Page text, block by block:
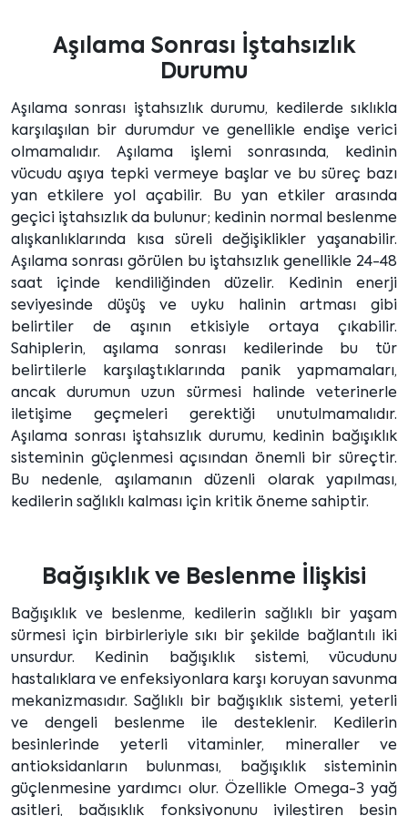
Aşılama Sonrası İştahsızlık
Durumu
Aşılama sonrası iştahsızlık durumu, kedilerde sıklıkla
karşılaşılan bir durumdur ve genellikle endişe verici
olmamalıdır. Aşılama işlemi sonrasında, kedinin
vücudu aşıya tepki vermeye başlar ve bu süreç bazı
yan etkilere yol açabilir. Bu yan etkiler arasında
geçici iştahsızlık da bulunur; kedinin normal beslenme
alışkanlıklarında kısa süreli değişiklikler yaşanabilir.
Aşılama sonrası görülen bu iştahsızlık genellikle 24-48
saat içinde kendiliğinden düzelir. Kedinin enerji
seviyesinde düşüş ve uyku halinin artması gibi
belirtiler de aşının etkisiyle ortaya çıkabilir.
Sahiplerin, aşılama sonrası kedilerinde bu tür
belirtilerle karşılaştıklarında panik yapmamaları,
ancak durumun uzun sürmesi halinde veterinerle
iletişime geçmeleri gerektiği unutulmamalıdır.
Aşılama sonrası iştahsızlık durumu, kedinin bağışıklık
sisteminin güçlenmesi açısından önemli bir süreçtir.
Bu nedenle, aşılamanın düzenli olarak yapılması,
kedilerin sağlıklı kalması için kritik öneme sahiptir.
Bağışıklık ve Beslenme İlişkisi
Bağışıklık ve beslenme, kedilerin sağlıklı bir yaşam
sürmesi için birbirleriyle sıkı bir şekilde bağlantılı iki
unsurdur. Kedinin bağışıklık sistemi, vücudunu
hastalıklara ve enfeksiyonlara karşı koruyan savunma
mekanizmasıdır. Sağlıklı bir bağışıklık sistemi, yeterli
ve dengeli beslenme ile desteklenir. Kedilerin
besinlerinde yeterli vitami̇nler, mineraller ve
antioksidanların bulunması, bağışıklık sisteminin
güçlenmesine yardımcı olur. Özellikle Omega-3 yağ
asitleri, bağışıklık fonksiyonunu iyileştiren besin